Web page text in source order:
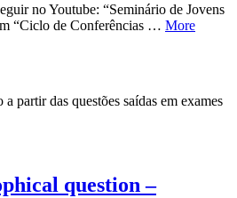
no Youtube: “Seminário de Jovens
“Ciclo de Conferências … More
partir das questões saídas em exames
question –